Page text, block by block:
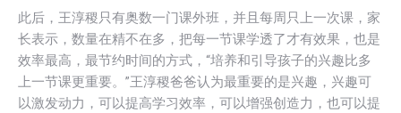
此后，王淳稷只有奥数一门课外班，并且每周只上一次课，家
长表示，数量在精不在多，把每一节课学透了才有效果，也是
效率最高，最节约时间的方式，“培养和引导孩子的兴趣比多
上一节课更重要。”王淳稷爸爸认为最重要的是兴趣，兴趣可
以激发动力，可以提高学习效率，可以增强创造力，也可以提